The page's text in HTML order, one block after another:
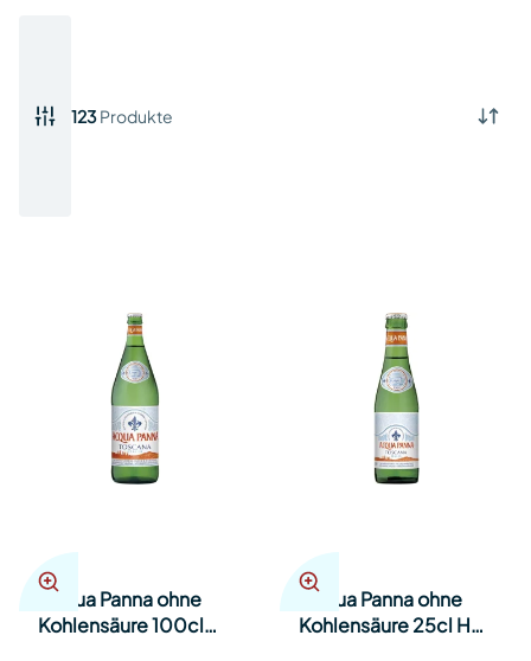
123Produkte
Acqua Panna ohne
Kohlensäure 100cl
Acqua Panna ohne
Kohlensäure 25cl Har